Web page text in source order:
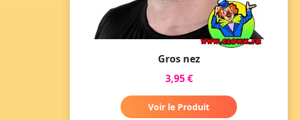
Gros nez
3,95 €
Voir le Produit